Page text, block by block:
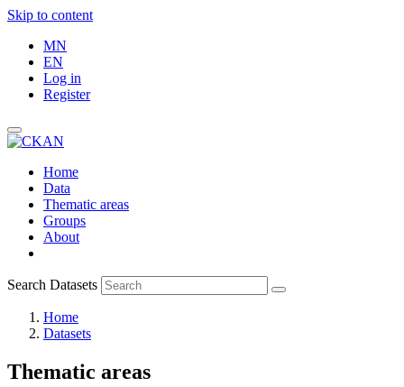
Skip to content
MN
EN
Log in
Register
Home
Data
Thematic areas
Groups
About
Search Datasets
Home
Datasets
Thematic areas